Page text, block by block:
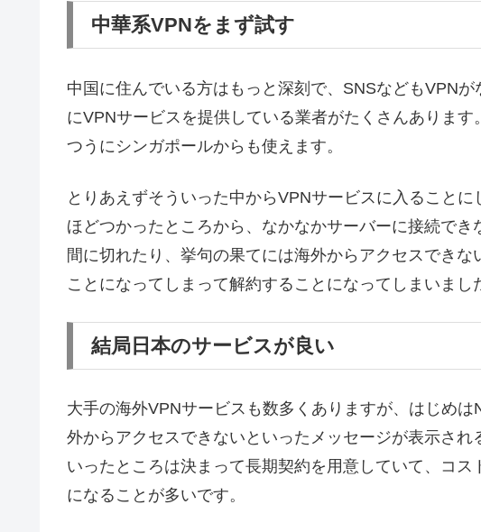
中華系VPNをまず試す
中国に住んでいる方はもっと深刻で、SNSなどもVPN
にVPNサービスを提供している業者がたくさんありま
つうにシンガポールからも使えます。
とりあえずそういった中からVPNサービスに入ること
ほどつかったところから、なかなかサーバーに接続で
間に切れたり、挙句の果てには海外からアクセスでき
ことになってしまって解約することになってしまいまし
結局日本のサービスが良い
大手の海外VPNサービスも数多くありますが、はじめ
外からアクセスできないといったメッセージが表示さ
いったところは決まって長期契約を用意していて、コ
になることが多いです。